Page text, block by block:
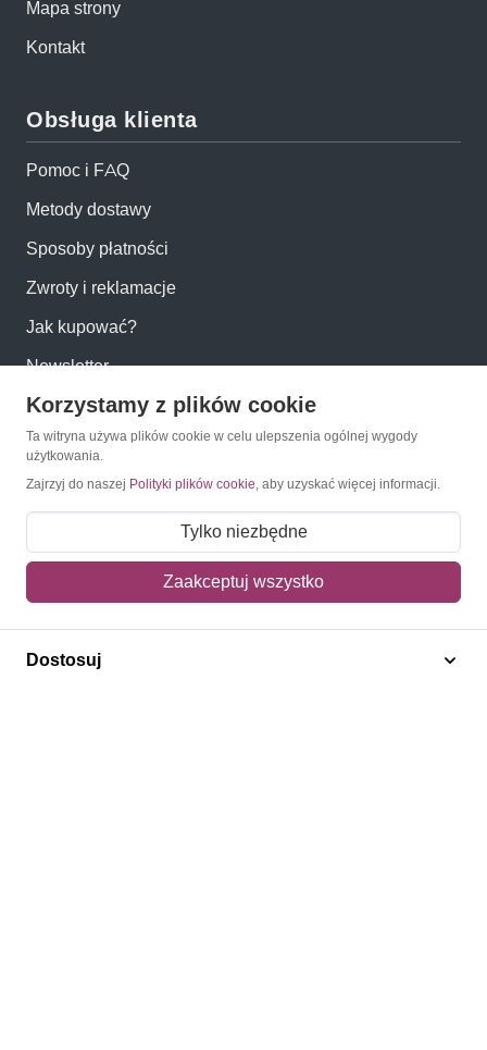
Mapa strony
Kontakt
Obsługa klienta
Pomoc i FAQ
Metody dostawy
Sposoby płatności
Zwroty i reklamacje
Jak kupować?
Newsletter
Konto
Moje konto
Mój koszyk
Adres dostawy
Korzystamy z plików cookie
Ta witryna używa plików cookie w celu ulepszenia ogólnej wygody
użytkowania.
Zajrzyj do naszej Polityki plików cookie, aby uzyskać więcej informacji.
Tylko niezbędne
Zaakceptuj wszystko
Dostosuj